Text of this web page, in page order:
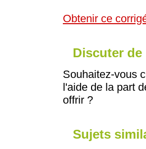
Obtenir ce
Discuter de
Souhaitez-vous
l'aide de la part
offrir ?
Sujets